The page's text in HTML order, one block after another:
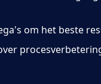
om het beste